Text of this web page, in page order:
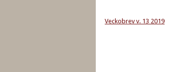
Veckobrev v. 13 2019